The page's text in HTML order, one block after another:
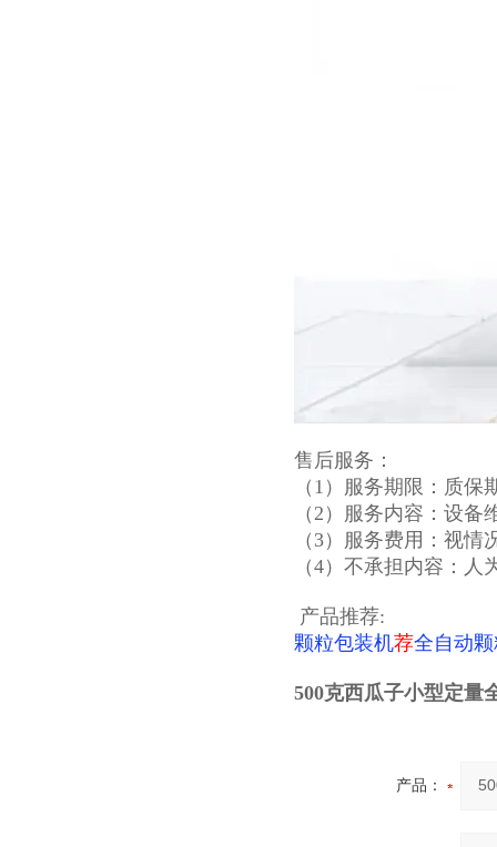
售后服务：
（1）服务期限：质
（2）服务内容：设
（3）服务费用：视情
（4）不承担内容：人
产品推荐:
颗粒包装机荐全自动
500克西瓜子小型定量
产品：